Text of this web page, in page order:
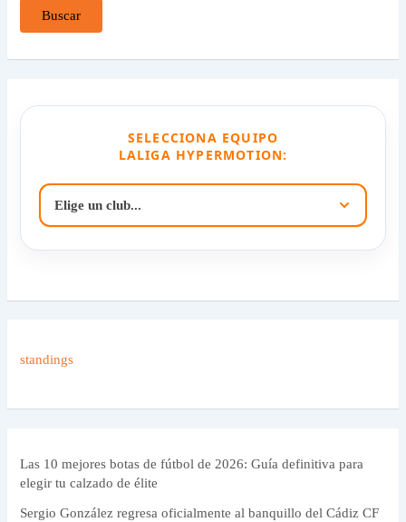
Buscar
SELECCIONA EQUIPO
LALIGA HYPERMOTION:
standings
Las 10 mejores botas de fútbol de 2026: Guía definitiva para
elegir tu calzado de élite
Sergio González regresa oficialmente al banquillo del Cádiz CF